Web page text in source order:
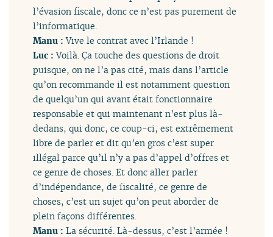
l’évasion fiscale, donc ce n’est pas purement de
l’informatique.
Manu :Vive le contrat avec l’Irlande !
Luc :Voilà. Ça touche des questions de droit
puisque, on ne l’a pas cité, mais dans l’article
qu’on recommande il est notamment question
de quelqu’un qui avant était fonctionnaire
responsable et qui maintenant n’est plus là-
dedans, qui donc, ce coup-ci, est extrêmement
libre de parler et dit qu’en gros c’est super
illégal parce qu’il n’y a pas d’appel d’offres et
ce genre de choses. Et donc aller parler
d’indépendance, de fiscalité, ce genre de
choses, c’est un sujet qu’on peut aborder de
plein façons différentes.
Manu :La sécurité. Là-dessus, c’est l’armée !